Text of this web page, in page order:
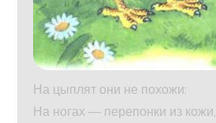
На цыплят они не похожи:
На ногах — перепонки из кожи,